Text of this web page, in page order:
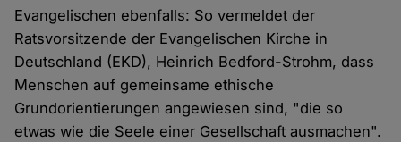
Evangelischen ebenfalls: So vermeldet der
Ratsvorsitzende der Evangelischen Kirche in
Deutschland (EKD), Heinrich Bedford-Strohm, dass
Menschen auf gemeinsame ethische
Grundorientierungen angewiesen sind, "die so
etwas wie die Seele einer Gesellschaft ausmachen".